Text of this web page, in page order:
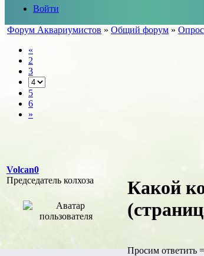
Войти
Форум Аквариумистов » Общий форум »
«
2
3
5
6
»
Volcan0
Председатель колхоза
Какой
Просим ответить